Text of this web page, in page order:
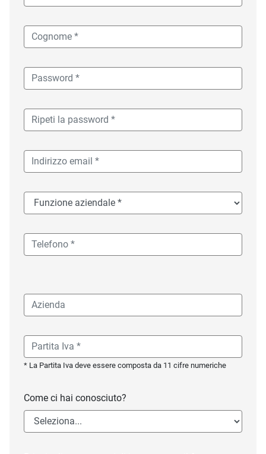
* La Partita Iva deve essere composta da 11 cifre numeriche
Come ci hai conosciuto?